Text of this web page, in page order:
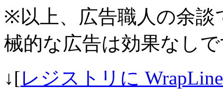
※以上、広告職人の余談
械的な広告は効果なし
↓[レジストリに